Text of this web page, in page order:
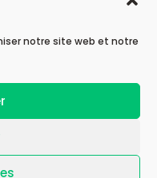
notre site web et notre